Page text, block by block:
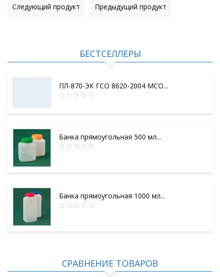
Следующий продукт
Предыдущий продукт
БЕСТСЕЛЛЕРЫ
ПЛ-870-ЭК ГСО 8620-2004 МСО...
Банка прямоугольная 500 мл...
Банка прямоугольная 1000 мл...
СРАВНЕНИЕ ТОВАРОВ